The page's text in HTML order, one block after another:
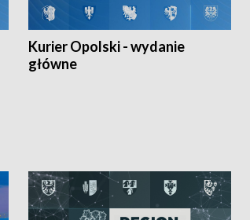
Kurier Opolski - wydanie
główne